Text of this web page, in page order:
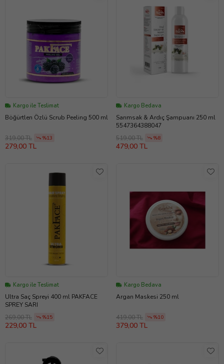
Kargo ile Teslimat
Böğürtlen Özlü Scrub Peeling 500 ml
319,00 TL %13
279,00 TL
Kargo Bedava
Sarımsak & Ardıç Şampuanı 250 ml
5547364388047
519,00 TL
%8
479,00 TL
Kargo ile Teslimat
Ultra Saç Spreyi 400 ml PAKFACE
SPREY SARI
269,00 TL
%15
229,00 TL
Kargo Bedava
Argan Maskesi 250 ml
419,00 TL %10
379,00 TL